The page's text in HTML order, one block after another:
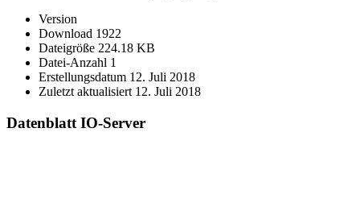
Version
Download 1922
Dateigröße 224.18 KB
Datei-Anzahl 1
Erstellungsdatum 12. Juli 2018
Zuletzt aktualisiert 12. Juli 2018
Datenblatt IO-Server